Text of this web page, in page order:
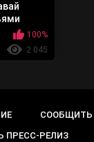
100%
2 045
СООБЩИТЬ
ПРЕСС-РЕЛИЗ